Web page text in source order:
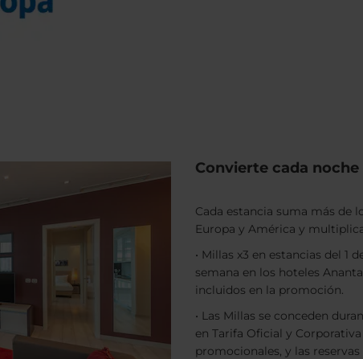
Convierte cada
Cada estancia suma más de
Europa y América y
• Millas x3 en estancias del 1
semana en los hoteles
incluidos en la promoción.
• Las Millas se conceden
en Tarifa Oficial y
promocionales, y las